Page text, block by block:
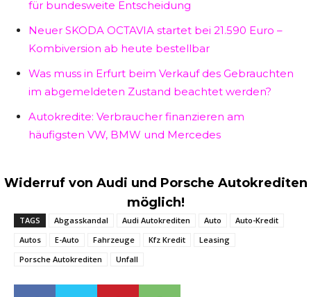
für bundesweite Entscheidung
Neuer SKODA OCTAVIA startet bei 21.590 Euro –
Kombiversion ab heute bestellbar
Was muss in Erfurt beim Verkauf des Gebrauchten
im abgemeldeten Zustand beachtet werden?
Autokredite: Verbraucher finanzieren am
häufigsten VW, BMW und Mercedes
Widerruf von Audi und Porsche Autokrediten
möglich!
TAGS Abgasskandal Audi Autokrediten Auto
Auto-Kredit
Autos
E-Auto Fahrzeuge Kfz Kredit
Leasing
Porsche Autokrediten
Unfall